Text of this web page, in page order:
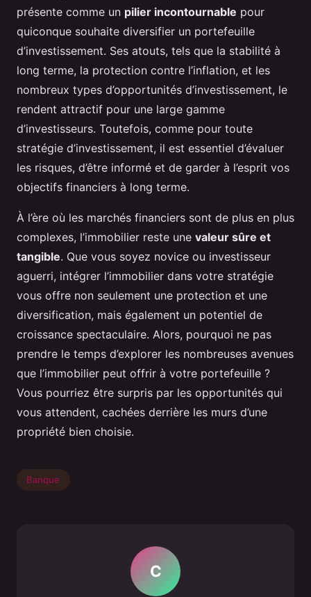
présente comme un pilier incontournable pour
quiconque souhaite diversifier un portefeuille
d’investissement. Ses atouts, tels que la stabilité à
long terme, la protection contre l’inflation, et les
nombreux types d’opportunités d’investissement, le
rendent attractif pour une large gamme
d’investisseurs. Toutefois, comme pour toute
stratégie d’investissement, il est essentiel d’évaluer
les risques, d’être informé et de garder à l’esprit vos
objectifs financiers à long terme.
À l’ère où les marchés financiers sont de plus en plus
complexes, l’immobilier reste une valeur sûre et
tangible. Que vous soyez novice ou investisseur
aguerri, intégrer l’immobilier dans votre stratégie
vous offre non seulement une protection et une
diversification, mais également un potentiel de
croissance spectaculaire. Alors, pourquoi ne pas
prendre le temps d’explorer les nombreuses avenues
que l’immobilier peut offrir à votre portefeuille ?
Vous pourriez être surpris par les opportunités qui
vous attendent, cachées derrière les murs d’une
propriété bien choisie.
Banque
C